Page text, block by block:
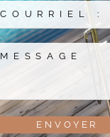
ENVOYER